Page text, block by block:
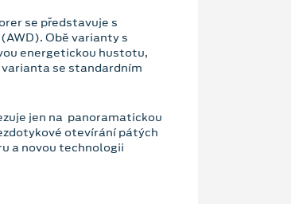
se představuje s
Obě varianty s
energetickou hustotu,
se standardním
jen na panoramatickou
otevírání pátých
a novou technologii